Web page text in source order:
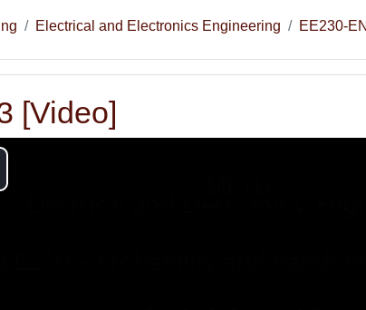
Electrical and Electronics Engineering EE230-EN
[Video]